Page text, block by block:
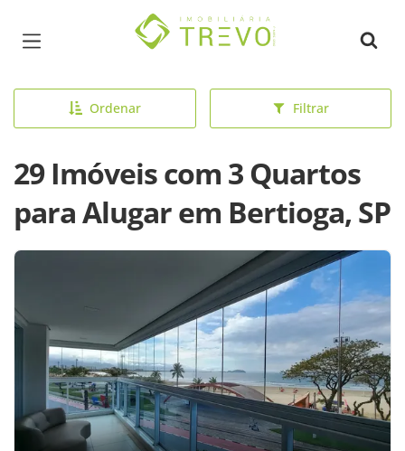
Página inicial
Ordenar Filtrar
29 Imóveis com 3 Quartos
para Alugar em Bertioga, SP